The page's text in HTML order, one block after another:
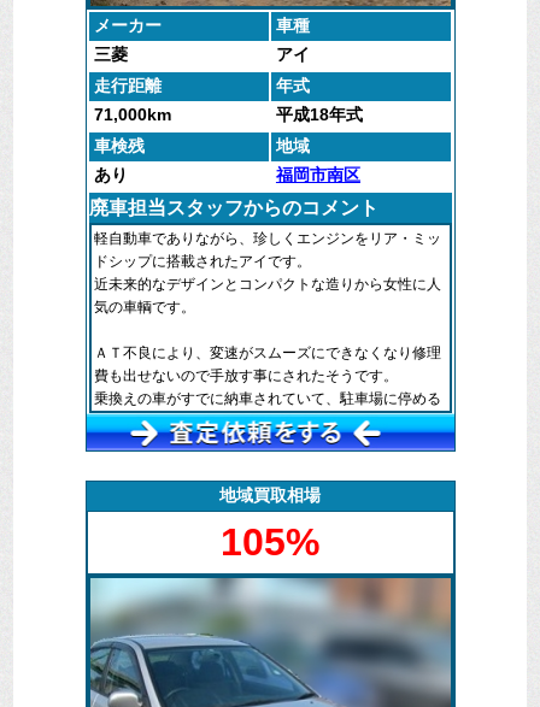
メーカー
車種
三菱
アイ
走行距離
年式
71,000km
平成18年式
車検残
地域
あり
福岡市南区
廃車担当スタッフからのコメント
軽自動車でありながら、珍しくエンジンをリア・ミッ
ドシップに搭載されたアイです。
近未来的なデザインとコンパクトな造りから女性に人
気の車輌です。
ＡＴ不良により、変速がスムーズにできなくなり修理
費も出せないので手放す事にされたそうです。
乗換えの車がすでに納車されていて、駐車場に停める
所がないので、早急に引取りに来てほしいというご希
望でした。
ていただきなんとか自走出来るくらいの状態であった
ので、そのまま運転して引き取らせていただきまし
た。その後、自社でＡＴ修理などを施して市場に出回
る事となりました。
地域買取相場
105%